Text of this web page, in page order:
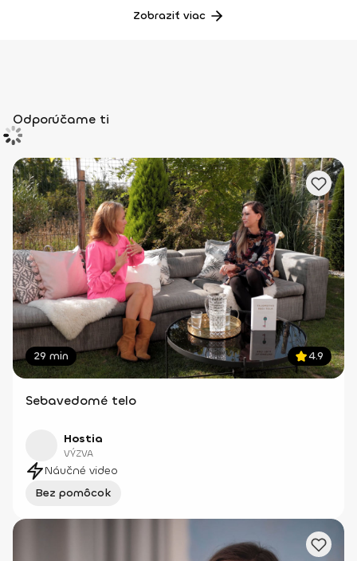
Zobraziť viac
Odporúčame ti
29 min 4.9
Sebavedomé telo
Hostia
VÝZVA
Náučné video
Bez pomôcok